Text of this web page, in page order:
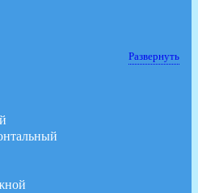
Развернуть